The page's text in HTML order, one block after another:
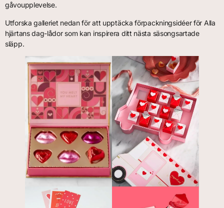
gåvoupplevelse.
Utforska galleriet nedan för att upptäcka förpackningsidéer för Alla
hjärtans dag-lådor som kan inspirera ditt nästa säsongsartade
släpp.